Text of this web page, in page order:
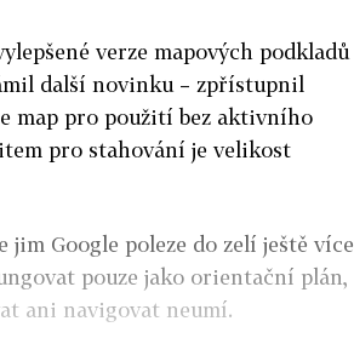
verze mapových podkladů
další novinku – zpřístupnil
map pro použití bez aktivního
pro stahování je velikost
jim Google poleze do zelí ještě více
pouze jako orientační plán,
ani navigovat neumí.